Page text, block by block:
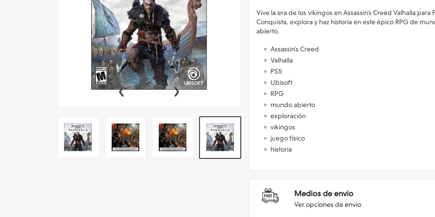
Pc Gaming
Smartwatch
‹ ›
Vive la era de los vikingos en Assassin’s Creed Valhalla para
Conquista, explora y haz historia en este épico RPG de
Assassin’s Creed
Valhalla
PS5
Ubisoft
RPG
mundo abierto
exploración
vikingos
juego físico
historia
Medios de envio
Ver opciones de envio